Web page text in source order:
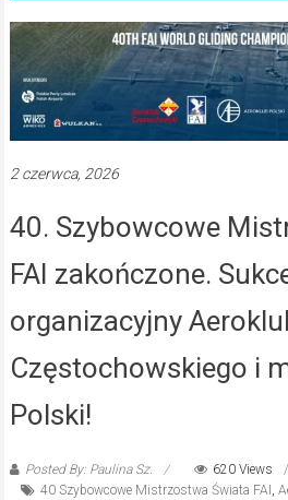
2 czerwca, 2026
40. Szybowcowe
FAI zakończone.
organizacyjny
Częstochowskiego i
Polski!
Posted By: Paulina Sz.
620 Views
40 Szybowcowe Mistrzostwa Świata FAI ,